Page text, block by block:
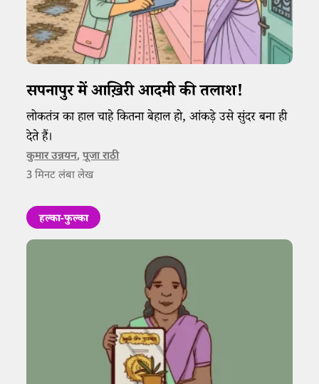
सपनापुर में आख़िरी आदमी की तलाश!
लोकतंत्र का हाल चाहे कितना बेहाल हो, आंकड़े उसे सुंदर बना ही
देते हैं। ​
कुमार उन्नयन,पूजा राठी
3 मिनट लंबा लेख
हल्का-फुल्का